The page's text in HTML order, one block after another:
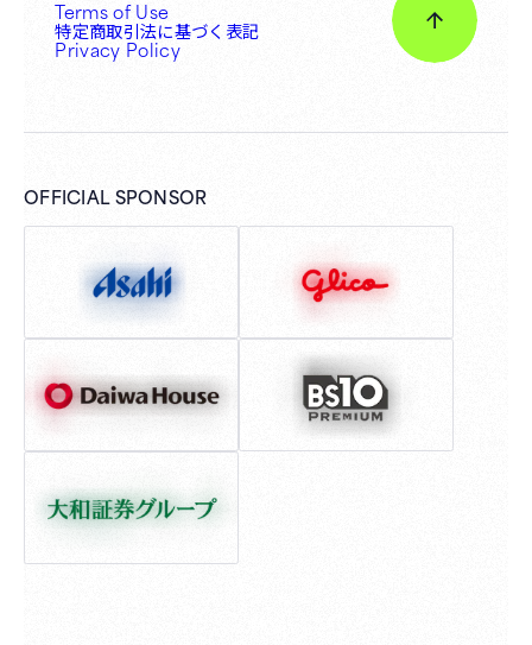
Terms of Use
特定商取引法に基づく表記
Privacy Policy
OFFICIAL SPONSOR